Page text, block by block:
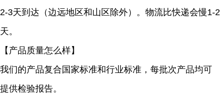
2-3天到达（边远地区和山区除外）。物流比快递会慢1-2
天。
【产品质量怎么样】
我们的产品复合国家标准和行业标准，每批次产品均可
提供检验报告。